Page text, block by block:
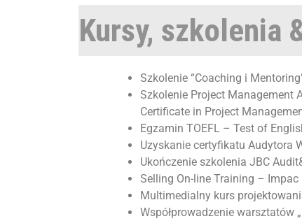
Kursy, szkolenia
Szkolenie “Coaching i Mentoring
Szkolenie Project Management
Certificate in Project
Egzamin TOEFL – Test of
Uzyskanie certyfikatu Audytora
Ukończenie szkolenia JBC
Selling On-line Training – Impac
Multimedialny kurs
Współprowadzenie warsztatów